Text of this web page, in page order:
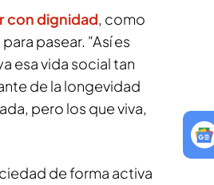
con dignidad, como
pasear. "Así es
esa vida social tan
de la longevidad
pero los que viva,
de forma activa